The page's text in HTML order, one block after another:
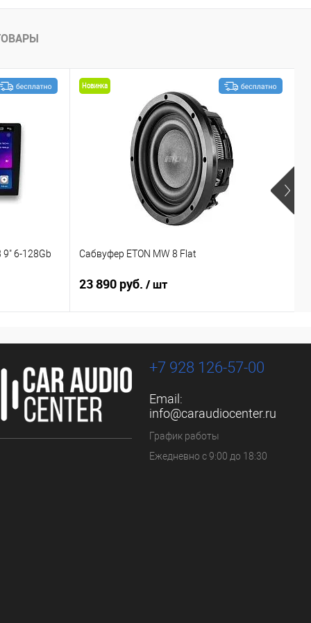
9" 6-128Gb
Новинка
Сабвуфер ETON MW 8 Flat
23 890 руб. / шт
+7 928 126-57-00
Email:
info@caraudiocenter.ru
График работы
Ежедневно с 9:00 до 18:30